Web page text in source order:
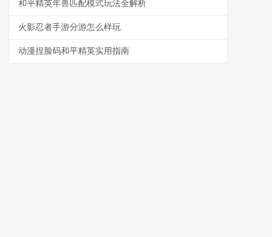
和平精英年兽匹配模式玩法全解析
火影忍者手游分游怎么样玩
动漫捏脸码和平精英实用指南